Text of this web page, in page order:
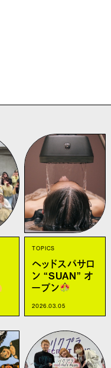
2026.03.05
TOPICS
ヘッドスパサロ
ン “SUAN” オ
ープン